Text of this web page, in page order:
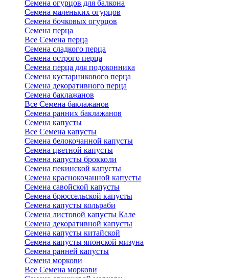
Семена огурцов для балкона
Семена маленьких огурцов
Семена бочковых огурцов
Семена перца
Все Семена перца
Семена сладкого перца
Семена острого перца
Семена перца для подоконника
Семена кустарникового перца
Семена декоративного перца
Семена баклажанов
Все Семена баклажанов
Семена ранних баклажанов
Семена капусты
Все Семена капусты
Семена белокочанной капусты
Семена цветной капусты
Семена капусты брокколи
Семена пекинской капусты
Семена краснокочанной капусты
Семена савойской капусты
Семена брюссельской капусты
Семена капусты кольраби
Семена листовой капусты Кале
Семена декоративной капусты
Семена капусты китайской
Семена капусты японской мизуна
Семена ранней капусты
Семена моркови
Все Семена моркови